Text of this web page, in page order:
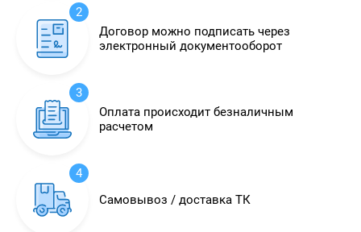
2
Договор можно подписать через
электронный документооборот
3
Оплата происходит безналичным
расчетом
4
Самовывоз / доставка ТК